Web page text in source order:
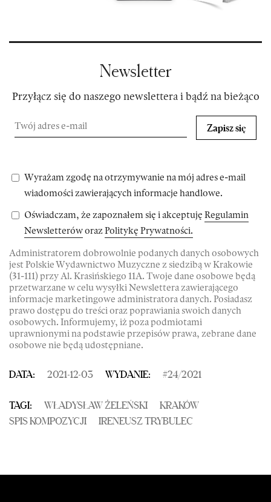
Newsletter
Przyłącz się do naszego newslettera i bądź na bieżąco
Zapisz się
Wyrażam zgodę na otrzymywanie na mój adres e-mail
wiadomości zawierających informacje handlowe.
Oświadczam, że zapoznałem się i akceptuję Regulamin
NewsletteróworazPolitykę Prywatności.
Administratorem dobrowolnie podanych danych osobowych
jest Polskie Wydawnictwo Muzyczne z siedzibą w Krakowie
(31-111) przy Al. Krasińskiego 11A. Twoje dane osobowe będą
przetwarzane w celu wysyłki Newslettera zawierającego
informacje marketingowe administratora danych. Posiadasz
prawo dostępu do treści oraz poprawiania swoich danych
osobowych. Informujemy, iż poza podmiotami
uprawnionymi na podstawie przepisów prawa, zebrane dane
osobowe nie będą udostępniane.
DATA: 2021-12-03 WYDANIE: #24/2021
TAGI: WŁADYSŁAW ŻELEŃSKI
KRAKÓW
SPIS KOMPOZYCJI
IRENEUSZ TRYBULEC